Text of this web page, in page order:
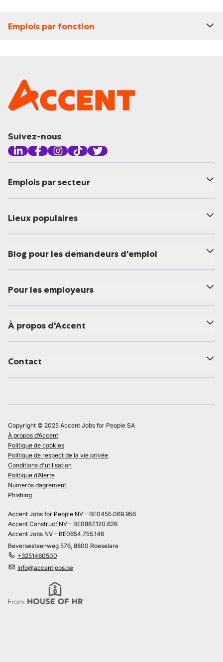
Emplois par fonction
Suivez-nous
Emplois par secteur
Lieux populaires
Blog pour les demandeurs d'emploi
Pour les employeurs
À propos d'Accent
Contact
Copyright © 2025 Accent Jobs for People SA
À propos d’Accent
Politique de cookies
Politique de respect de la vie privée
Conditions d'utilisation
Politique d’Alerte
Numeros dagrement
Phishing
Accent Jobs for People NV - BE0455.069.956
Accent Construct NV - BE0887.120.626
Accent Jobs NV - BE0654.755.146
Beversesteenweg 576, 8800 Roeselare
+3251460500
info@accentjobs.be